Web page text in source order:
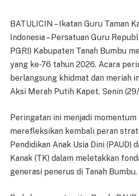
BATULICIN – Ikatan Guru Taman
Indonesia – Persatuan Guru
PGRI) Kabupaten Tanah Bumbu
yang ke-76 tahun 2026. Acara
berlangsung khidmat dan meriah
Aksi Merah Putih Kapet, Senin
Peringatan ini menjadi
merefleksikan kembali peran
Pendidikan Anak Usia Dini (PAUD)
Kanak (TK) dalam meletakkan
generasi penerus di Tanah Bumbu.